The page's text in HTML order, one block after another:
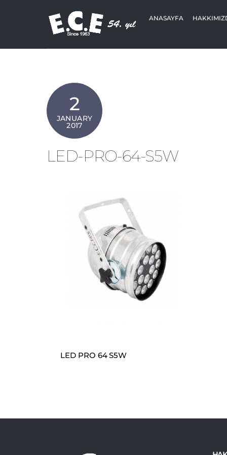
ANASAYFA
2
JANUARY
2017
LED-PRO-64-S5W
LED PRO 64 S5W